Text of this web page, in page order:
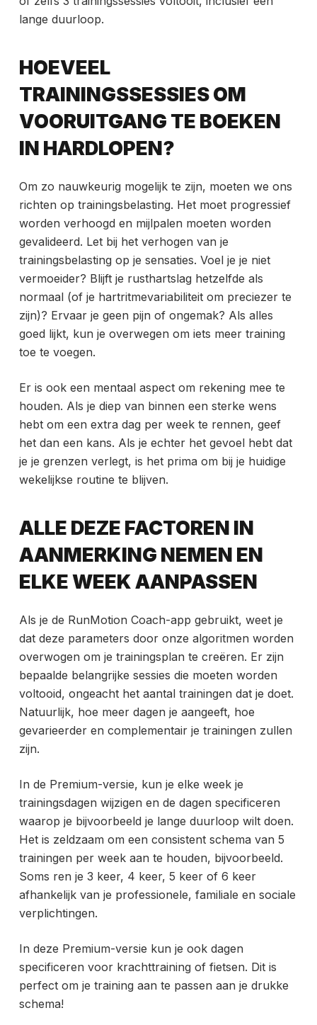
lange duurloop.
HOEVEEL
TRAININGSSESSIES OM
VOORUITGANG TE BOEKEN
IN HARDLOPEN?
Om zo nauwkeurig mogelijk te zijn, moeten we ons
richten op trainingsbelasting. Het moet progressief
worden verhoogd en mijlpalen moeten worden
gevalideerd. Let bij het verhogen van je
trainingsbelasting op je sensaties. Voel je je niet
vermoeider? Blijft je rusthartslag hetzelfde als
normaal (of je hartritmevariabiliteit om preciezer te
zijn)? Ervaar je geen pijn of ongemak? Als alles
goed lijkt, kun je overwegen om iets meer training
toe te voegen.
Er is ook een mentaal aspect om rekening mee te
houden. Als je diep van binnen een sterke wens
hebt om een extra dag per week te rennen, geef
het dan een kans. Als je echter het gevoel hebt dat
je je grenzen verlegt, is het prima om bij je huidige
wekelijkse routine te blijven.
ALLE DEZE FACTOREN IN
AANMERKING NEMEN EN
ELKE WEEK AANPASSEN
Als je de RunMotion Coach-app gebruikt, weet je
dat deze parameters door onze algoritmen worden
overwogen om je trainingsplan te creëren. Er zijn
bepaalde belangrijke sessies die moeten worden
voltooid, ongeacht het aantal trainingen dat je doet.
Natuurlijk, hoe meer dagen je aangeeft, hoe
gevarieerder en complementair je trainingen zullen
zijn.
In de Premium-versie, kun je elke week je
trainingsdagen wijzigen en de dagen specificeren
waarop je bijvoorbeeld je lange duurloop wilt doen.
Het is zeldzaam om een consistent schema van 5
trainingen per week aan te houden, bijvoorbeeld.
Soms ren je 3 keer, 4 keer, 5 keer of 6 keer
afhankelijk van je professionele, familiale en sociale
verplichtingen.
In deze Premium-versie kun je ook dagen
specificeren voor krachttraining of fietsen. Dit is
perfect om je training aan te passen aan je drukke
schema!